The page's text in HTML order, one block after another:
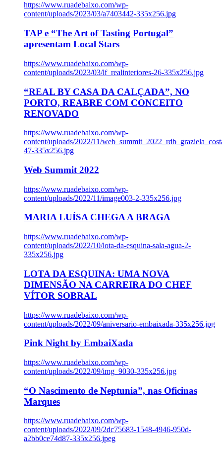
https://www.ruadebaixo.com/wp-
content/uploads/2023/03/a7403442-335x256.jpg
TAP e “The Art of Tasting Portugal”
apresentam Local Stars
https://www.ruadebaixo.com/wp-
content/uploads/2023/03/lf_realinteriores-26-335x256.jpg
“REAL BY CASA DA CALÇADA”, NO
PORTO, REABRE COM CONCEITO
RENOVADO
https://www.ruadebaixo.com/wp-
content/uploads/2022/11/
47-335x256.jpg
Web Summit 2022
https://www.ruadebaixo.com/wp-
content/uploads/2022/11/image003-2-335x256.jpg
MARIA LUÍSA CHEGA A BRAGA
https://www.ruadebaixo.com/wp-
content/uploads/2022/10/lota-da-esquina-sala-agua-2-
335x256.jpg
LOTA DA ESQUINA: UMA NOVA
DIMENSÃO NA CARREIRA DO CHEF
VÍTOR SOBRAL
https://www.ruadebaixo.com/wp-
content/uploads/2022/09/aniversario-embaixada-335x256.jpg
Pink Night by EmbaiXada
https://www.ruadebaixo.com/wp-
content/uploads/2022/09/img_9030-335x256.jpg
“O Nascimento de Neptunia”, nas Oficinas
Marques
https://www.ruadebaixo.com/wp-
content/uploads/2022/09/2dc75683-1548-4946-950d-
a2bb0ce74d87-335x256.jpeg